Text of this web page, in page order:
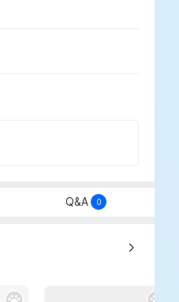
Q&A 0